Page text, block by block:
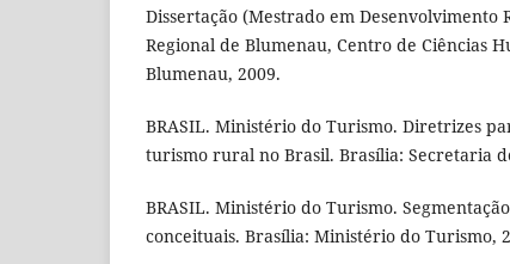
Dissertação (Mestrado em Desenvolvimento
Regional de Blumenau, Centro de Ciências
Blumenau, 2009.
BRASIL. Ministério do Turismo. Diretrizes
turismo rural no Brasil. Brasília: Secretaria
BRASIL. Ministério do Turismo.
conceituais. Brasília: Ministério do Turismo,